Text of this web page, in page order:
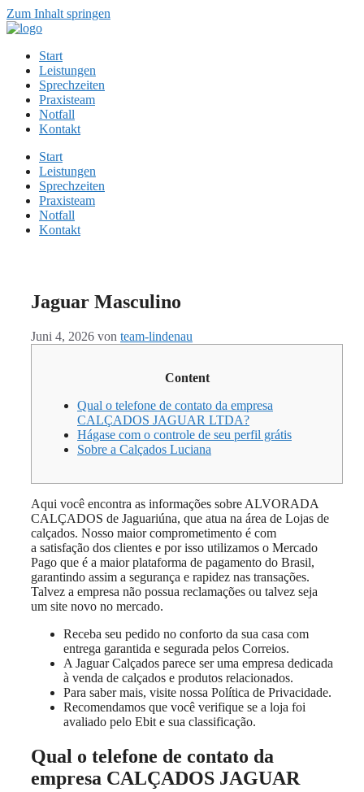
Zum Inhalt springen
Start
Leistungen
Sprechzeiten
Praxisteam
Notfall
Kontakt
Start
Leistungen
Sprechzeiten
Praxisteam
Notfall
Kontakt
Jaguar Masculino
Juni 4, 2026 von team-lindenau
Content
Qual o telefone de contato da empresa
CALÇADOS JAGUAR LTDA?
Hágase com o controle de seu perfil grátis
Sobre a Calçados Luciana
Aqui você encontra as informações sobre ALVORADA
CALÇADOS de Jaguariúna, que atua na área de Lojas de
calçados. Nosso maior comprometimento é com
a satisfação dos clientes e por isso utilizamos o Mercado
Pago que é a maior plataforma de pagamento do Brasil,
garantindo assim a segurança e rapidez nas transações.
Talvez a empresa não possua reclamações ou talvez seja
um site novo no mercado.
Receba seu pedido no conforto da sua casa com
entrega garantida e segurada pelos Correios.
A Jaguar Calçados parece ser uma empresa dedicada
à venda de calçados e produtos relacionados.
Para saber mais, visite nossa Política de Privacidade.
Recomendamos que você verifique se a loja foi
avaliado pelo Ebit e sua classificação.
Qual o telefone de contato da
empresa CALÇADOS JAGUAR